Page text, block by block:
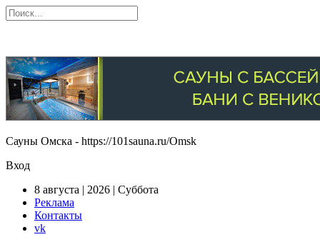
Сауны Омска - https://101sauna.ru/Omsk
Вход
8 августа | 2026 | Суббота
Реклама
Контакты
vk